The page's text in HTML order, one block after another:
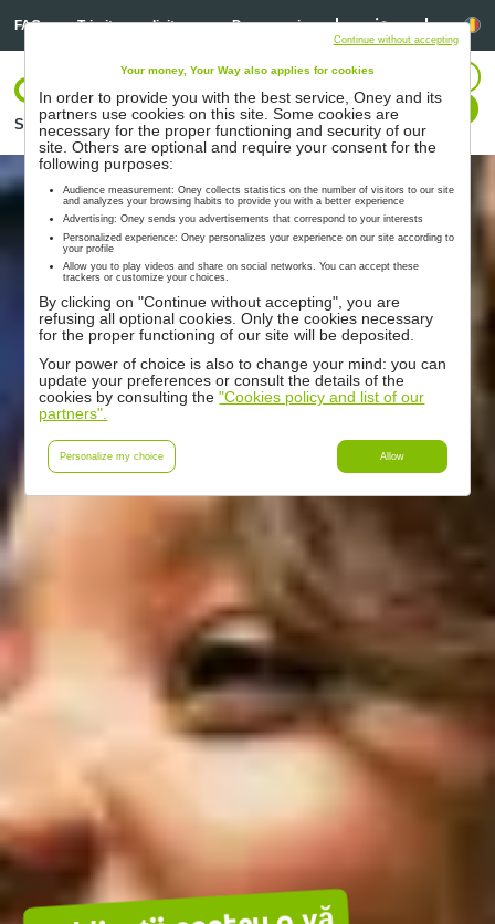
FAQ Trimitere solicitare Despre noi Linkedin
Linkedin
Soluţii Parteneri Suport Resurse
CONECTARE
Contactați-ne
Your money, Your Way also applies for cookies
In order to provide you with the best service, Oney and its
partners use cookies on this site. Some cookies are
necessary for the proper functioning and security of our
site. Others are optional and require your consent for the
following purposes:
Audience measurement: Oney collects statistics on the number of visitors to our site
and analyzes your browsing habits to provide you with a better experience
Advertising: Oney sends you advertisements that correspond to your interests
Personalized experience: Oney personalizes your experience on our site according to
your profile
Allow you to play videos and share on social networks. You can accept these
trackers or customize your choices.
By clicking on "Continue without accepting", you are
refusing all optional cookies. Only the cookies necessary
for the proper functioning of our site will be deposited.
Your power of choice is also to change your mind: you can
update your preferences or consult the details of the
cookies by consulting the"Cookies policy and list of our
partners".
Personalize my choice Allow
Continue without accepting